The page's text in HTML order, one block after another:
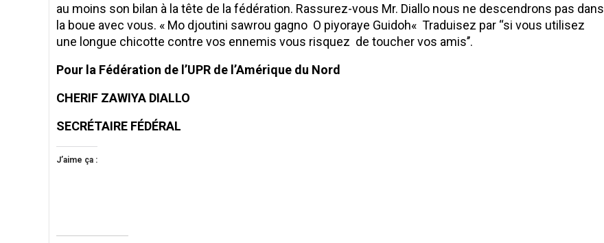
au moins son bilan à la tête de la fédération. Rassurez-vous Mr. Diallo nous ne descendrons pas dans
la boue avec vous. « Mo djoutini sawrou gagno O piyoraye Guidoh« Traduisez par ‘‘si vous utilisez
une longue chicotte contre vos ennemis vous risquez de toucher vos amis’’.
Pour la Fédération de l’UPR de l’Amérique du Nord
CHERIF ZAWIYA DIALLO
SECRÉTAIRE FÉDÉRAL
J’aime ça :